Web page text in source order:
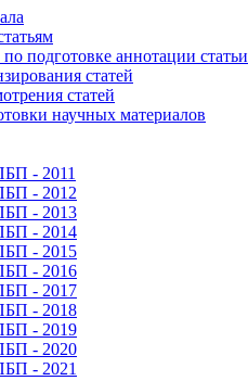
подготовке аннотации статьи
статей
статей
научных материалов
- 2011
- 2012
- 2013
- 2014
- 2015
- 2016
- 2017
- 2018
- 2019
- 2020
- 2021